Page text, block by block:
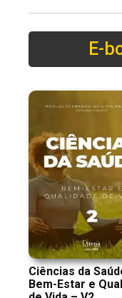
E-
Ciências da
Bem-Estar e